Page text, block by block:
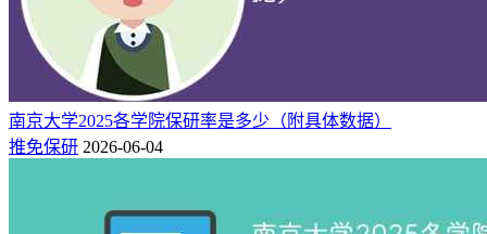
南京大学2025各学院保研率是多少（附具体数据）
推免保研 2026-06-04